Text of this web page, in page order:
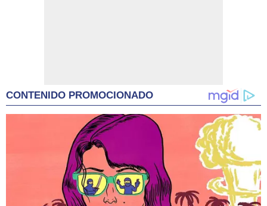
CONTENIDO PROMOCIONADO